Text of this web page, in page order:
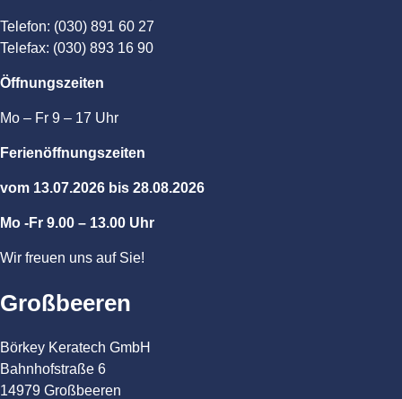
Telefon: (030) 891 60 27
Telefax: (030) 893 16 90
Öffnungszeiten
Mo – Fr 9 – 17 Uhr
Ferienöffnungszeiten
vom 13.07.2026 bis 28.08.2026
Mo -Fr 9.00 – 13.00 Uhr
Wir freuen uns auf Sie!
Großbeeren
Börkey Keratech GmbH
Bahnhofstraße 6
14979 Großbeeren